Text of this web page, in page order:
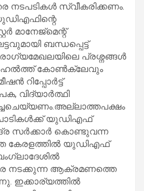
നടപടികള്‍ സ്വീകരിക്കണം.
മാനേജ്മെന്റ്
ബന്ധപ്പെട്ട്
പ്രശ്നങ്ങള്‍
ഹെല്‍ത്ത് കോണ്‍ക്ലേവും
റിപ്പോര്‍ട്ട്
വിദ്യാര്‍ത്ഥി
യുഡിഎഫ്
സര്‍ക്കാര്‍ കൊണ്ടുവന്ന
കേരളത്തില്‍ യുഡിഎഫ്
നടക്കുന്ന ആക്രമണത്തെ
ഇക്കാര്യത്തില്‍